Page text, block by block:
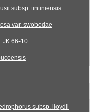
subsp. tintiniensis
var. swobodae
JK 66-10
subsp. lloydii